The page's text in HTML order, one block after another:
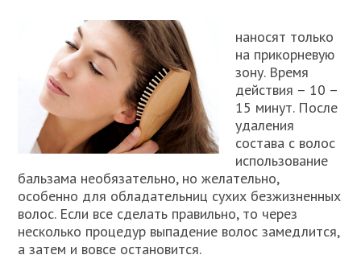
наносят только
на прикорневую
зону. Время
действия – 10 –
15 минут. После
удаления
состава с волос
использование
бальзама необязательно, но желательно,
особенно для обладательниц сухих безжизненных
волос. Если все сделать правильно, то через
несколько процедур выпадение волос замедлится,
а затем и вовсе остановится.